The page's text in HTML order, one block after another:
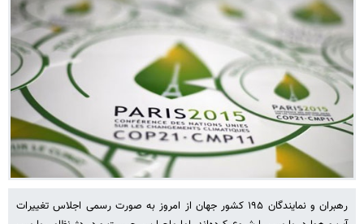
رهبران و نمایندگان ۱۹۵ کشور جهان از امروز به صورت رسمی اجلاس تغییرات